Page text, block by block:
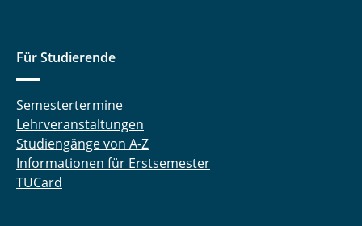
Für Studierende
Semestertermine
Lehrveranstaltungen
Studiengänge von A-Z
Informationen für Erstsemester
TUCard